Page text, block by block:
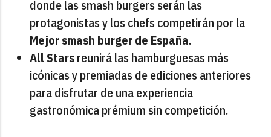
donde las smash burgers serán las
protagonistas y los chefs competirán por la
Mejor smash burger de España.
All Starsreunirá las hamburguesas más
icónicas y premiadas de ediciones anteriores
para disfrutar de una experiencia
gastronómica prémium sin competición.